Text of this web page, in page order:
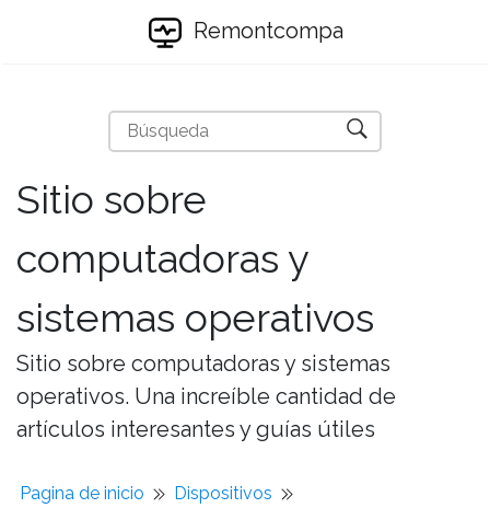
Remontcompa
Sitio sobre
computadoras y
sistemas operativos
Sitio sobre computadoras y sistemas
operativos. Una increíble cantidad de
artículos interesantes y guías útiles
Pagina de inicio
Dispositivos